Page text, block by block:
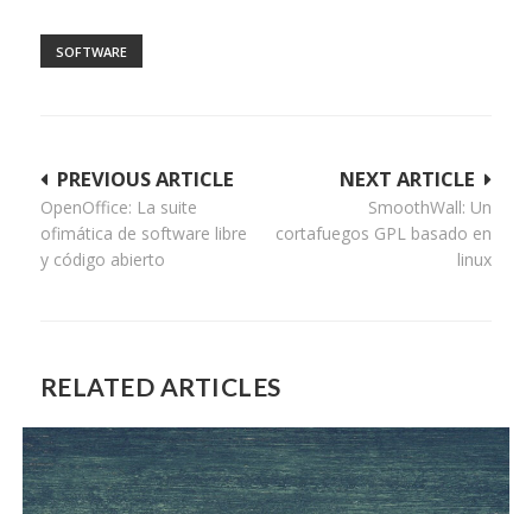
SOFTWARE
Navegación
de
entradas
NEXT ARTICLE
SmoothWall: Un
cortafuegos GPL basado en
linux
PREVIOUS ARTICLE
OpenOffice: La suite
ofimática de software libre
y código abierto
RELATED ARTICLES